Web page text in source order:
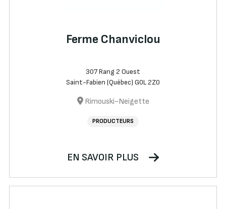
Ferme Chanviclou
307 Rang 2 Ouest
Saint-Fabien (Québec) G0L 2Z0
Rimouski-Neigette
PRODUCTEURS
EN SAVOIR PLUS